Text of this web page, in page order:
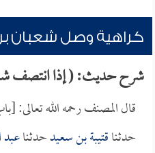
كراهية وصل شعبان
شرح حديث: ( إذا انتصف
قال المصنف رحمه الله تعالى:
حدثناقتيبة بن سعيدحدثنا